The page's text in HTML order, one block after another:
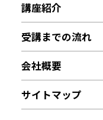
講座紹介
受講までの流れ
会社概要
サイトマップ